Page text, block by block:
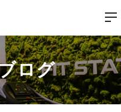
ログ